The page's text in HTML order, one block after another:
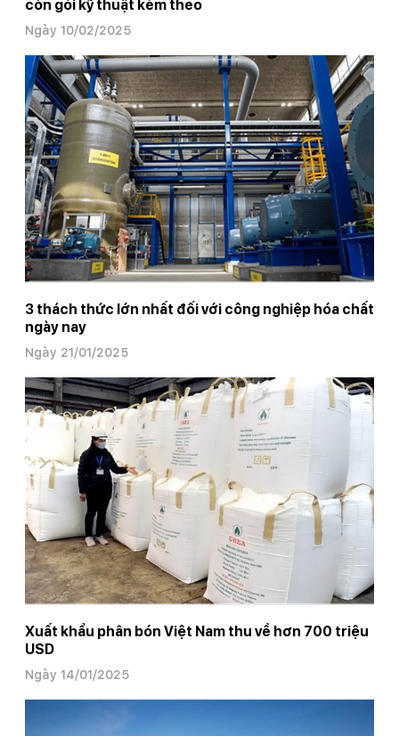
còn gói kỹ thuật kèm theo
Ngày 10/02/2025
3 thách thức lớn nhất đối với công nghiệp hóa chất
ngày nay
Ngày 21/01/2025
Xuất khẩu phân bón Việt Nam thu về hơn 700 triệu
USD
Ngày 14/01/2025